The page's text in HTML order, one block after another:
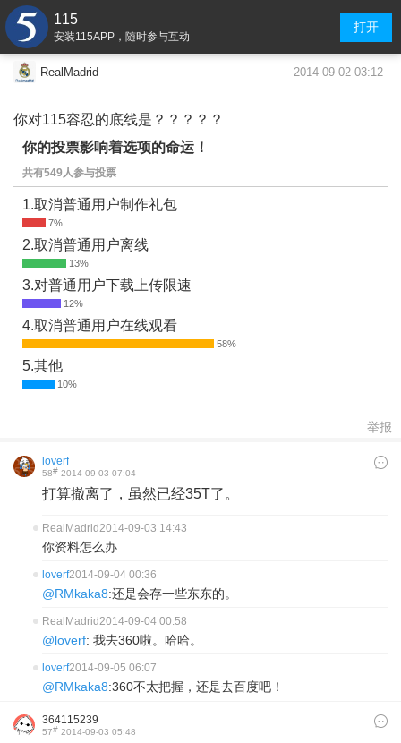
115
安装115APP，随时参与互动
打开
RealMadrid 2014-09-02 03:12
你对115容忍的底线是？？？？？
你的投票影响着选项的命运！
共有549人参与投票
1.取消普通用户制作礼包
2.取消普通用户离线
3.对普通用户下载上传限速
4.取消普通用户在线观看
5.其他
举报
loverf
58# 2014-09-03 07:04
打算撤离了，虽然已经35T了。
RealMadrid2014-09-03 14:43
你资料怎么办
loverf2014-09-04 00:36
@RMkaka8:还是会存一些东东的。
RealMadrid2014-09-04 00:58
@loverf: 我去360啦。哈哈。
loverf2014-09-05 06:07
@RMkaka8:360不太把握，还是去百度吧！
364115239
57# 2014-09-03 05:48